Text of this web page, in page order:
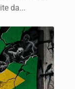
da...